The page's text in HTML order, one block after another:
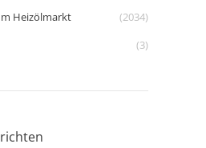
Heizölmarkt
(2034)
(3)